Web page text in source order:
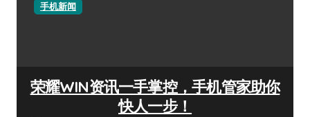
手机新闻
荣耀WIN资讯一手掌控，手机管家助你
快人一步！